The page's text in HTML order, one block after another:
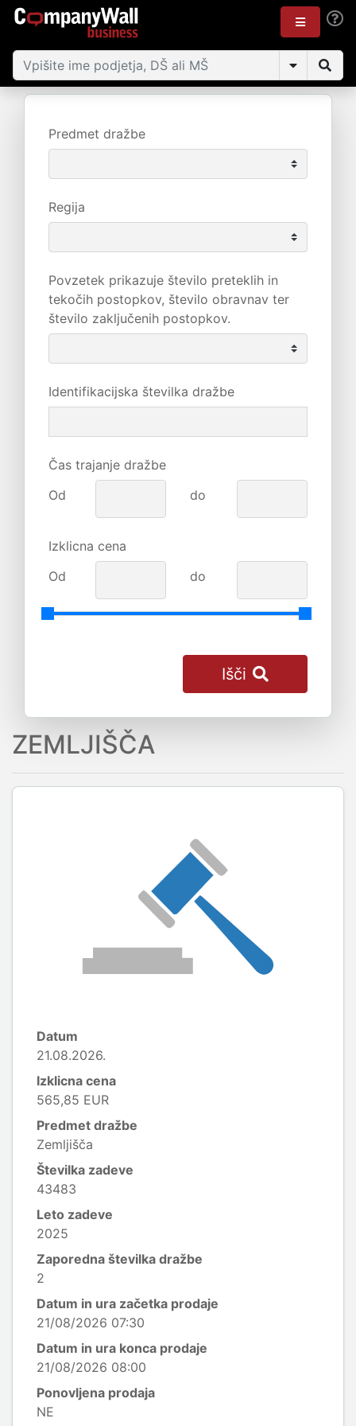
Predmet dražbe
Regija
Povzetek prikazuje število preteklih in
tekočih postopkov, število obravnav ter
število zaključenih postopkov.
Identifikacijska številka dražbe
Čas trajanje dražbe
Od
do
Izklicna cena
Od
do
Išči
ZEMLJIŠČA
Datum
21.08.2026.
Izklicna cena
565,85 EUR
Predmet dražbe
Zemljišča
Številka zadeve
43483
Leto zadeve
2025
Zaporedna številka dražbe
2
Datum in ura začetka prodaje
21/08/2026 07:30
Datum in ura konca prodaje
21/08/2026 08:00
Ponovljena prodaja
NE